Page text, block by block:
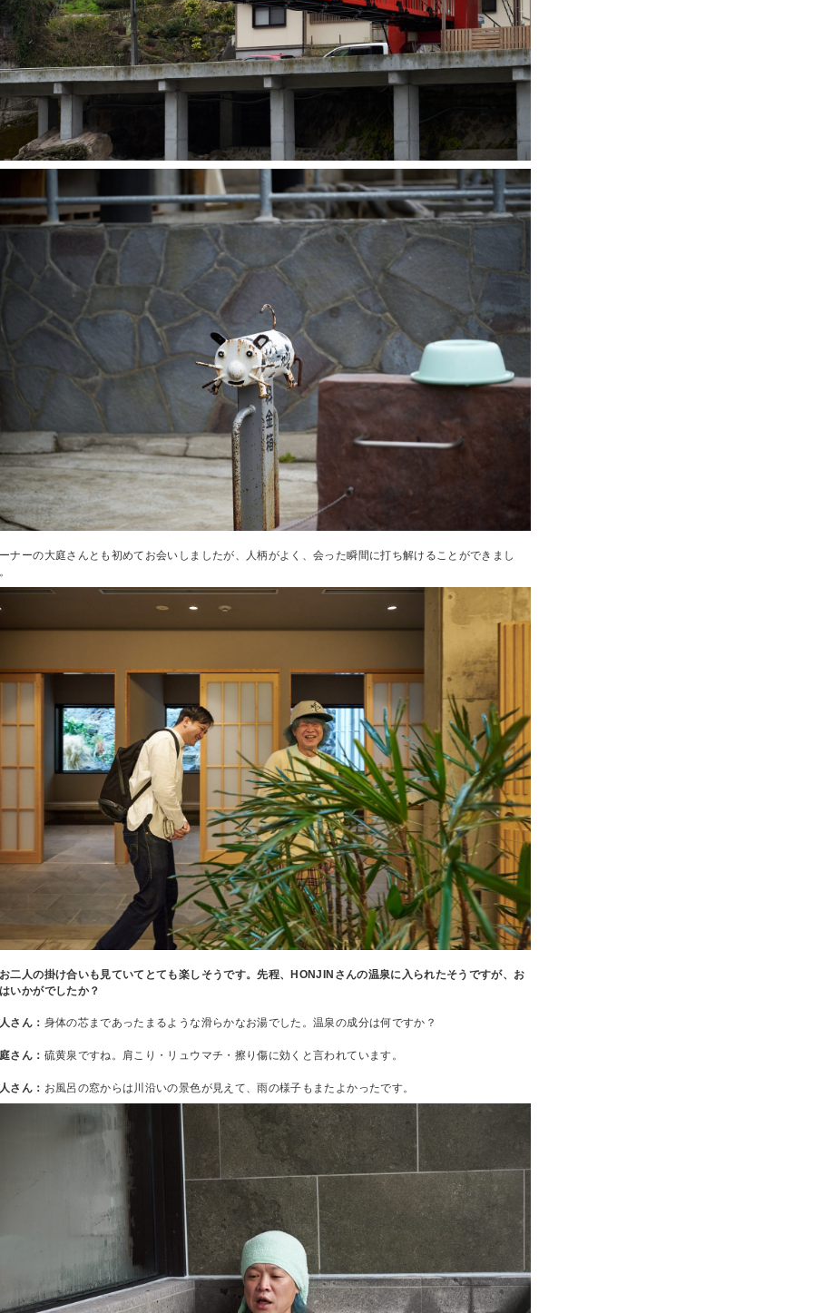
ナーの大庭さんとも初めてお会いしましたが、人柄がよく、会った瞬間に打ち解けることができまし
二人の掛け合いも見ていてとても楽しそうです。先程、HONJINさんの温泉に入られたそうですが、お
いかがでしたか？
さん： 身体の芯まであったまるような滑らかなお湯でした。温泉の成分は何ですか？
さん： 硫黄泉ですね。肩こり・リュウマチ・擦り傷に効くと言われています。
さん： お風呂の窓からは川沿いの景色が見えて、雨の様子もまたよかったです。